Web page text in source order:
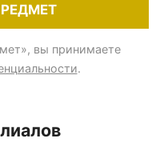
вы принимаете
.